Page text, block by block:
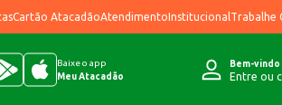
Cartão AtacadãoAtendimentoInstitucional Trabalhe
Baixe o app
Meu Atacadão
Bem-vindo
Entre ou